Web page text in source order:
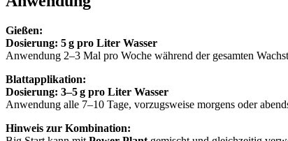
Gießen:
Dosierung: 5 g pro Liter Wasser
Anwendung 2–3 Mal pro Woche während der gesamten
Blattapplikation:
Dosierung: 3–5 g pro Liter Wasser
Anwendung alle 7–10 Tage, vorzugsweise morgens oder
Hinweis zur Kombination: